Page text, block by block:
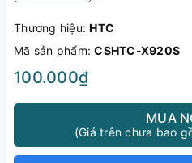
Thương hiệu:HTC
Mã sản phẩm:CSHTC-X920S
100.000₫
MUA
(Giá trên chưa bao